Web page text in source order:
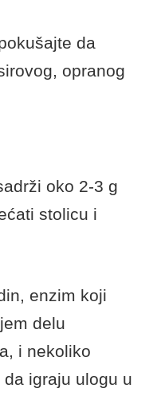
da
opranog
oko 2-3 g
stolicu i
enzim koji
delu
i nekoliko
igraju ulogu u